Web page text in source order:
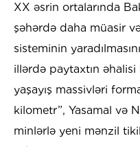
XX əsrin ortalarında
şəhərdə daha müasir
sisteminin
illərdə paytaxtın əhalisi
yaşayış massivləri
kilometr”, Yasamal və
minlərlə yeni mənzil